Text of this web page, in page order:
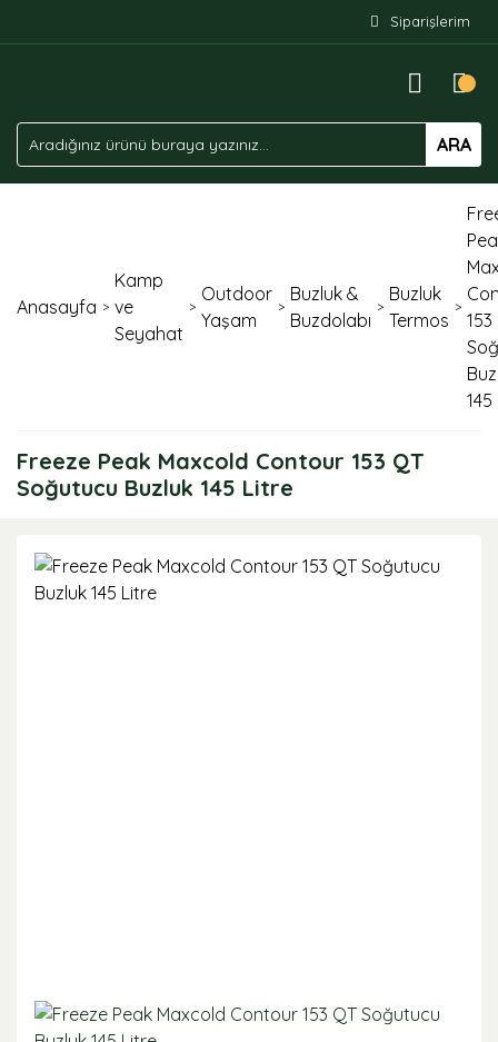
Siparişlerim
ARA
Anasayfa
Kamp
ve
Seyahat
Outdoor
Yaşam
Buzluk &
Buzdolabı
Buzluk
Termos
Freeze Peak Maxcold Contour 153 QT
Soğutucu Buzluk 145 Litre